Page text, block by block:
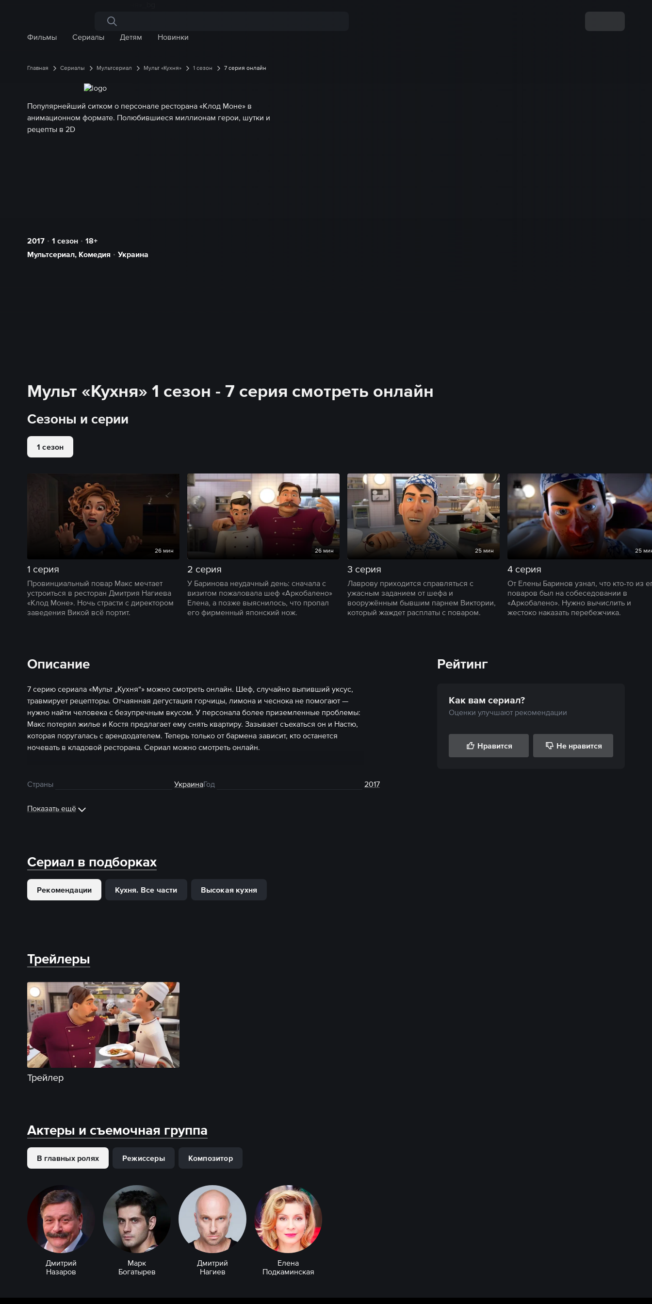
Поиск по сайту
Фильмы
Сериалы Детям Новинки
Главная Сериалы Мультсериал Мульт «Кухня» 1 сезон 7 серия онлайн
Популярнейший ситком о персонале ресторана «Клод Моне» в
анимационном формате. Полюбившиеся миллионам герои, шутки и
рецепты в 2D
2017 1 сезон
18+
Мультсериал, Комедия Украина
Мульт «Кухня» 1 сезон - 7 серия смотреть онлайн
Сезоны и серии
1 сезон
26 мин
1 серия
Провинциальный повар Макс мечтает
устроиться в ресторан Дмитрия Нагиева
«Клод Моне». Ночь страсти с директором
заведения Викой всё портит.
26 мин
2 серия
У Баринова неудачный день: сначала с
визитом пожаловала шеф «Аркобалено»
Елена, а позже выяснилось, что пропал
его фирменный японский нож.
25 мин
3 серия
Лаврову приходится справляться с
ужасным заданием от шефа и
вооружённым бывшим парнем Виктории,
который жаждет расплаты с поваром.
25
4 серия
От Елены Баринов узнал, что кто-то из
поваров был на собеседовании в
«Аркобалено». Нужно вычислить и
жестоко наказать перебежчика.
Описание
7 серию сериала «Мульт „Кухня“» можно смотреть онлайн. Шеф, случайно выпивший уксус,
травмирует рецепторы. Отчаянная дегустация горчицы, лимона и чеснока не помогают —
нужно найти человека с безупречным вкусом. У персонала более приземленные проблемы:
Макс потерял жилье и Костя предлагает ему снять квартиру. Зазывает съехаться он и Настю,
которая поругалась с арендодателем. Теперь только от бармена зависит, кто останется
ночевать в кладовой ресторана. Сериал можно смотреть онлайн.
Страны УкраинаГод 2017
Показать ещё
Рейтинг
Как вам сериал?
Оценки улучшают рекомендации
Нравится Не нравится
Сериал в подборках
Рекомендации Кухня. Все части Высокая кухня
Трейлеры
Трейлер
Актеры и съемочная группа
В главных ролях Режиссеры Композитор
Дмитрий
Назаров
Марк
Богатырев
Дмитрий
Нагиев
Елена
Подкаминская